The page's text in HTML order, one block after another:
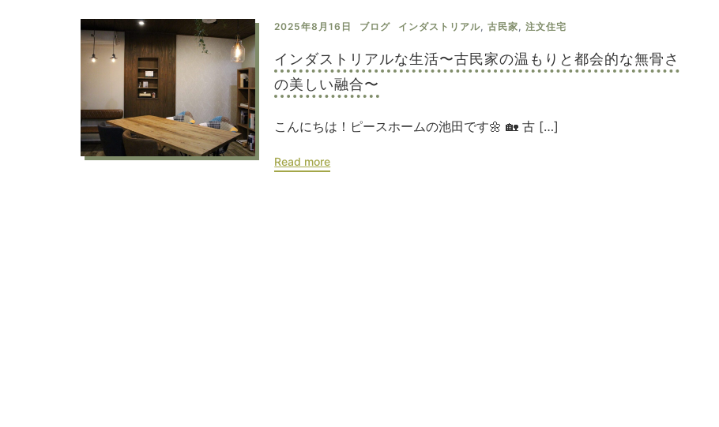
2025年8月16日 ブログ インダストリアル,古民家,注文住宅
インダストリアルな生活〜古民家の温もりと都会的な無骨さ
の美しい融合〜
こんにちは！ピースホームの池田です🌼 🏡 古 […]
Read more